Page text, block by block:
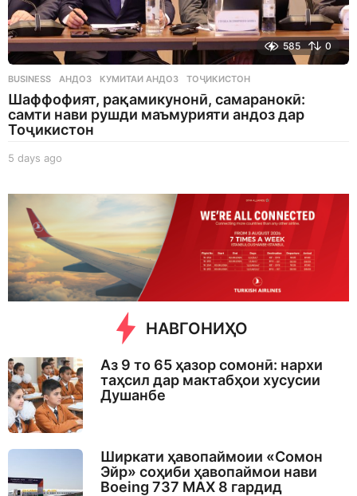
585 0
BUSINESS АНДОЗ ,КУМИТАИ АНДОЗ ,ТОҶИКИСТОН
Шаффофият, рақамикунонӣ, самаранокӣ:
самти нави рушди маъмурияти андоз дар
Тоҷикистон
5 days ago
g
o
НАВГОНИҲО
Аз 9 то 65 ҳазор сомонӣ: нархи
таҳсил дар мактабҳои хусусии
Душанбе
Ширкати ҳавопаймоии «Сомон
Эйр» соҳиби ҳавопаймои нави
Boeing 737 MAX 8 гардид